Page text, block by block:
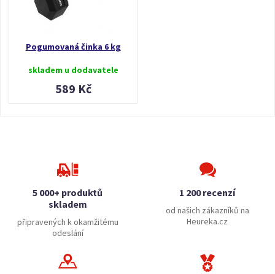
Pogumovaná činka 6 kg
skladem u dodavatele
589 Kč
5 000+ produktů
skladem
připravených k okamžitému
odeslání
1 200 recenzí
od našich zákazníků na
Heureka.cz